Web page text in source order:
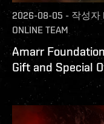
2026-08-05 - 작성자
ONLINE TEAM
Amarr
Gift and Special